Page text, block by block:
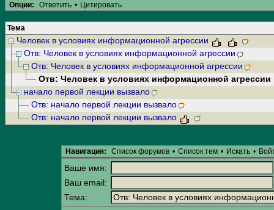
Опции: Ответить • Цитировать
Тема
Человек в условиях информационной агрессии
Отв: Человек в условиях информационной агрессии
Отв: Человек в условиях информационной агрессии
Отв: Человек в условиях информационной агрессии
начало первой лекции вызвало
Отв: начало первой лекции вызвало
Отв: начало первой лекции вызвало
Навигация: Список форумов • Список тем • Искать •
Ваше имя:
Ваш email:
Тема: